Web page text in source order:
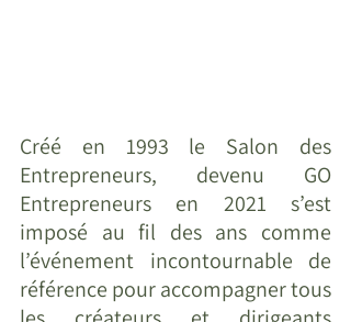
Créé en 1993 le Salon des
Entrepreneurs, devenu GO
Entrepreneurs en 2021 s’est
imposé au fil des ans comme
l’événement incontournable de
référence pour accompagner tous